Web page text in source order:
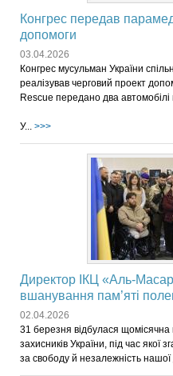
Конгрес передав
допомоги
03.04.2026
Конгрес мусульман України
реалізував черговий проект
Rescue передано два
У... >>>
Директор ІКЦ «Аль-
вшанування пам’яті
02.04.2026
31 березня відбулася
захисників України, під час якої
за свободу й незалежність